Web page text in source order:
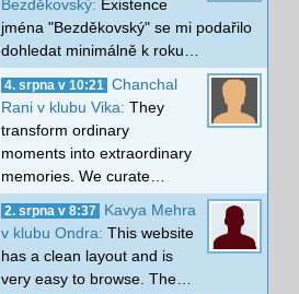
Bezděkovský: Existence
jména "Bezděkovský" se mi podařilo
dohledat minimálně k roku…
4. srpna v 10:21
Chanchal
Rani v klubu Vika: They
transform ordinary
moments into extraordinary
memories. We curate…
2. srpna v 8:37
Kavya Mehra
v klubu Ondra: This website
has a clean layout and is
very easy to browse. The…